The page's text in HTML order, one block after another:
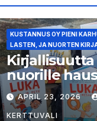
valottaa
me olemme
KUSTANNUS OY PIENI
LASTEN, JA NUORTEN
Kirjallisuutta
nuorille
selkokielellä
sarjasta
APRIL 23, 2026
KERTTUVALI